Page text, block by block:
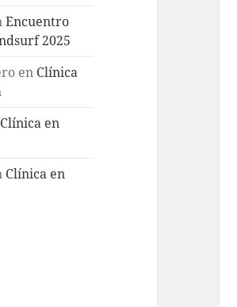
Encuentro
2025
en Clínica
Clínica en
Clínica en